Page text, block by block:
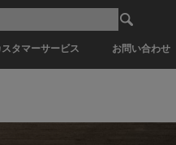
タマーサービス お問い合わせ